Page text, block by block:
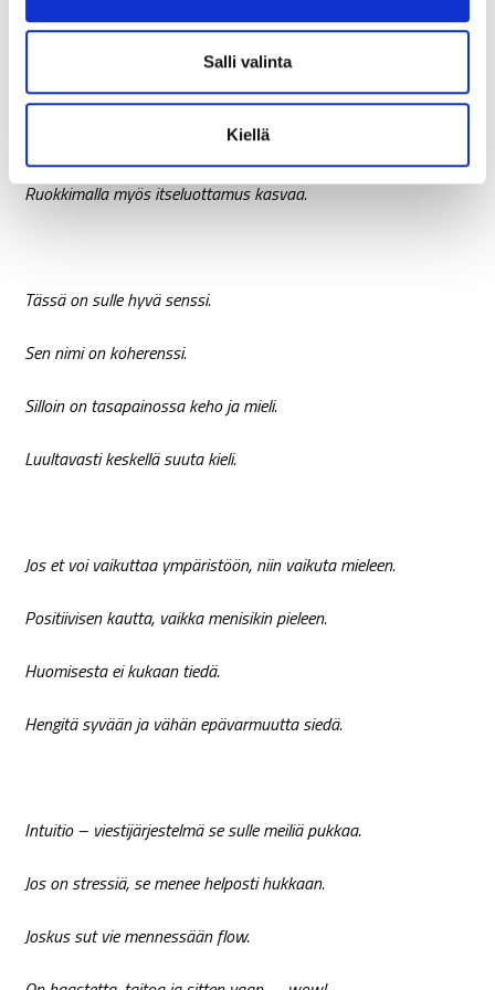
Salli valinta
Kiellä
On aika, kun pitää kurinalaisesti tsempata –
ja toinen, kun on aika darlingsit lempata.
Proteiinia, hiilaria ja hyvää rasvaa.
Ruokkimalla myös itseluottamus kasvaa.
Tässä on sulle hyvä senssi.
Sen nimi on koherenssi.
Silloin on tasapainossa keho ja mieli.
Luultavasti keskellä suuta kieli.
Jos et voi vaikuttaa ympäristöön, niin vaikuta mieleen.
Positiivisen kautta, vaikka menisikin pieleen.
Huomisesta ei kukaan tiedä.
Hengitä syvään ja vähän epävarmuutta siedä.
Intuitio – viestijärjestelmä se sulle meiliä pukkaa.
Jos on stressiä, se menee helposti hukkaan.
Joskus sut vie mennessään flow.